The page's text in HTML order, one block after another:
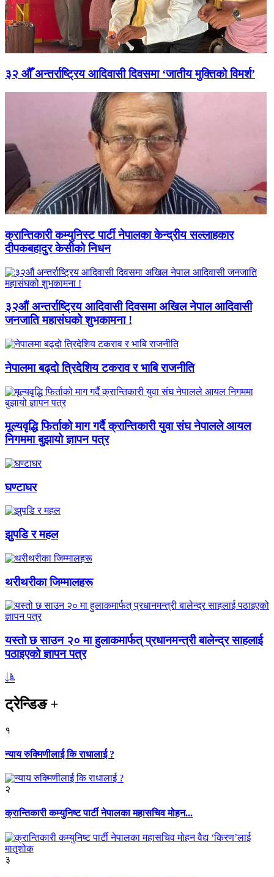
३२ औँ अन्तर्राष्ट्रिय आदिवासी दिवसमा ‘जातीय मुक्तिको विमर्श’
क्रान्तिकारी कम्युनिस्ट पार्टी नेपालका केन्द्रीय सल्लाहकार
दीपकबहादुर केसीको निधन
३२औं अन्तर्राष्ट्रिय आदिवासी दिवसमा अखिल नेपाल आदिवासी
जनजाति महासंघको शुभकामना !
नेपालमा बढ्दो त्रिदेशिय टकराव र भाबि राजनीति
मूल्यवृद्धि फिर्ताको माग गर्दै क्रान्तिकारी युवा संघ नेपालले आयल
निगममा बुझायो ज्ञापन पत्र
घण्टाघर
झुपडि र महल
थरीथरीका जिम्मालहरू
यस्तो छ साउन २० मा हुलाकमार्फत् प्रधानमन्त्री बालेन्द्र साहलाई
पठाइएको ज्ञापन पत्र
ट्रेन्डिङ+
१
न्याय रुक्मिणीलाई कि राधालाई ?
२
क्रान्तिकारी कम्युनिष्ट पार्टी नेपालका महासचिव मोहन...
३